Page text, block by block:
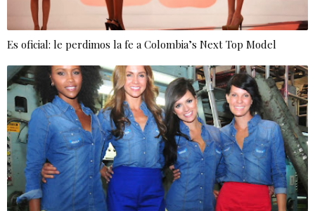
Es oficial: le perdimos la fe a Colombia’s Next Top Model